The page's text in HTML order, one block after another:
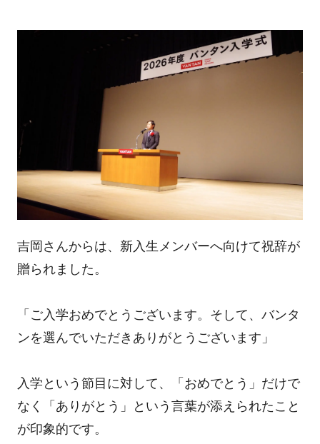
吉岡さんからは、新入生メンバーへ向けて祝辞が
贈られました。
「ご入学おめでとうございます。そして、バンタ
ンを選んでいただきありがとうございます」
入学という節目に対して、「おめでとう」だけで
なく「ありがとう」という言葉が添えられたこと
が印象的です。